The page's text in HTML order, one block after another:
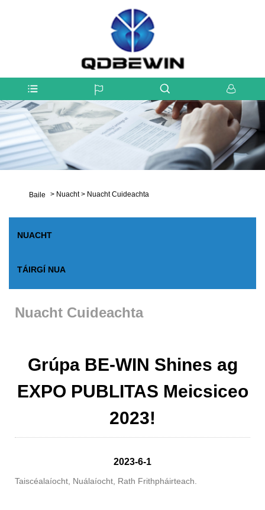
Baile > Nuacht > Nuacht Cuideachta
NUACHT
TÁIRGÍ NUA
Nuacht Cuideachta
Grúpa BE-WIN Shines ag
EXPO PUBLITAS Meicsiceo
2023!
2023-6-1
Taiscéalaíocht, Nuálaíocht, Rath Frithpháirteach.